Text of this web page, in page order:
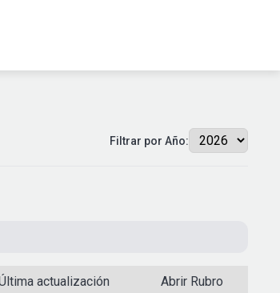
Filtrar por Año:
actualización Abrir Rubro